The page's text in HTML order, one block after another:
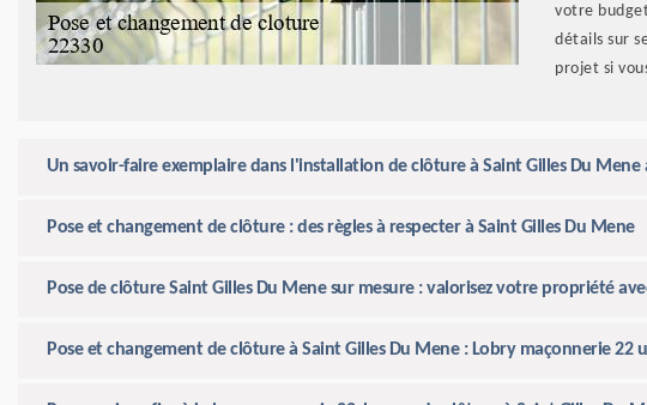
votre
détails sur
projet si
Un savoir-faire exemplaire dans l'installation de clôture à Saint Gilles Du Mene
Pose et changement de clôture : des règles à respecter à Saint Gilles Du Mene
Pose de clôture Saint Gilles Du Mene sur mesure : valorisez votre propriété
Pose et changement de clôture à Saint Gilles Du Mene : Lobry maçonnerie 22